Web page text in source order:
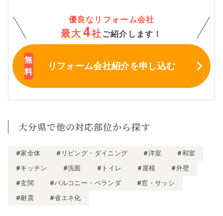
優良なリフォーム会社
最大 4社 ご紹介します！
リフォーム会社紹介を申し込む
大分県で他の対応部位から探す
#家全体 #リビング・ダイニング #洋室
#和室
#キッチン
#洗面 #トイレ #屋根
#外壁
#玄関
#バルコニー・ベランダ
#窓・サッシ
#耐震
#省エネ化